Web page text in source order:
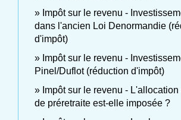
Impôt sur le revenu -
dans l'ancien Loi Denormandie
d'impôt)
Impôt sur le revenu -
Pinel/Duflot (réduction d'impôt)
Impôt sur le revenu -
de préretraite est-elle imposée ?